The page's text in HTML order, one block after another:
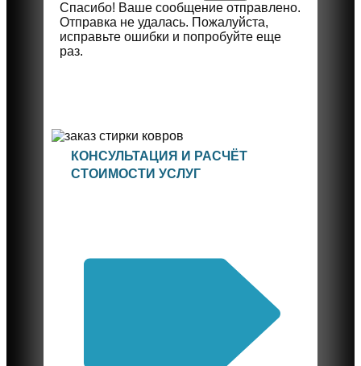
Спасибо! Ваше сообщение отправлено.
Отправка не удалась. Пожалуйста,
исправьте ошибки и попробуйте еще
раз.
КОНСУЛЬТАЦИЯ И РАСЧЁТ
СТОИМОСТИ УСЛУГ